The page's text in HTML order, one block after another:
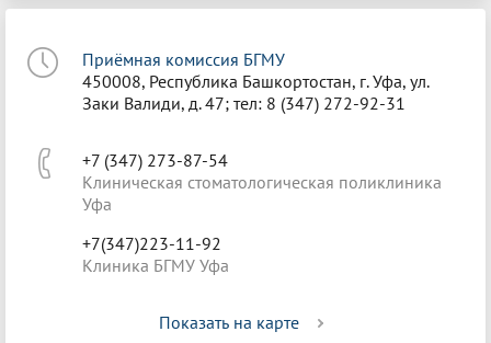
Приёмная комиссия БГМУ
450008, Республика Башкортостан, г. Уфа, ул.
Заки Валиди, д. 47; тел: 8 (347) 272-92-31
+7 (347) 273-87-54
Клиническая стоматологическая поликлиника
Уфа
+7(347)223-11-92
Клиника БГМУ Уфа
Показать на карте